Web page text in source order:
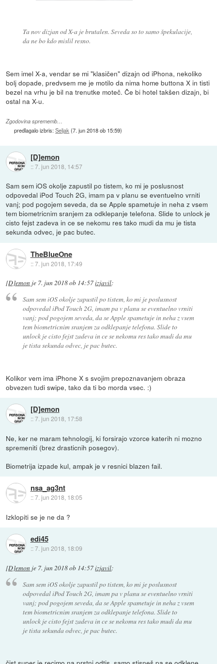
Ta nov dizjan od X-a je brutalen. Seveda so to samo špekulacije,
da ne bo kdo mislil resno.
Sem imel X-a, vendar se mi "klasičen" dizajn od iPhona, nekoliko
bolj dopade, predvsem me je motilo da nima home buttona X in tisti
bezel na vrhu je bil na trenutke moteč. Če bi hotel takšen dizajn, bi
ostal na X-u.
Zgodovina sprememb…
predlagalo izbris:Seljak(7. jun 2018 ob 15:59)
[D]emon
::7. jun 2018, 14:57
Sam sem iOS okolje zapustil po tistem, ko mi je poslusnost
odpovedal iPod Touch 2G, imam pa v planu se eventuelno vrniti
vanj; pod pogojem seveda, da se Apple spametuje in neha z vsem
tem biometricnim sranjem za odklepanje telefona. Slide to unlock je
cisto fejst zadeva in ce se nekomu res tako mudi da mu je tista
sekunda odvec, je pac butec.
TheBlueOne
::7. jun 2018, 17:49
[D]emon je 7. jun 2018 ob 14:57izjavil:
Sam sem iOS okolje zapustil po tistem, ko mi je poslusnost
odpovedal iPod Touch 2G, imam pa v planu se eventuelno vrniti
vanj; pod pogojem seveda, da se Apple spametuje in neha z vsem
tem biometricnim sranjem za odklepanje telefona. Slide to
unlock je cisto fejst zadeva in ce se nekomu res tako mudi da mu
je tista sekunda odvec, je pac butec.
Kolikor vem ima iPhone X s svojim prepoznavanjem obraza
obvezen tudi swipe, tako da ti bo morda vsec. :)
[D]emon
::7. jun 2018, 17:58
Ne, ker ne maram tehnologij, ki forsirajo vzorce katerih ni mozno
spremeniti (brez drasticnih posegov).
Biometrija izpade kul, ampak je v resnici blazen fail.
nsa_ag3nt
::7. jun 2018, 18:05
Izklopiti se je ne da ?
edi45
::7. jun 2018, 18:09
[D]emon je 7. jun 2018 ob 14:57izjavil:
Sam sem iOS okolje zapustil po tistem, ko mi je poslusnost
odpovedal iPod Touch 2G, imam pa v planu se eventuelno vrniti
vanj; pod pogojem seveda, da se Apple spametuje in neha z vsem
tem biometricnim sranjem za odklepanje telefona. Slide to
unlock je cisto fejst zadeva in ce se nekomu res tako mudi da mu
je tista sekunda odvec, je pac butec.